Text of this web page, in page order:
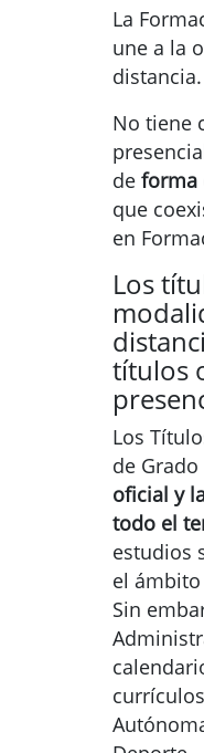
La
une a la
distancia.
No tiene
de forma
que
en
Los
títulos
Los
de
oficial y
todo el
estudios
el
Sin